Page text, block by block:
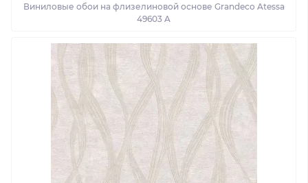
Виниловые обои на флизелиновой основе Grandeco Atessa
49603 A